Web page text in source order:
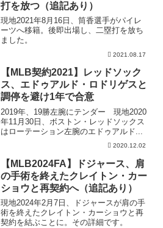
打を放つ（追記あり）
現地2021年8月16日、筒香選手がパイレ
ーツへ移籍。後即出場し、二塁打を放ち
ました。
2021.08.17
【MLB契約2021】レッドソック
ス、エドゥアルド・ロドリゲスと
調停を避け1年で合意
2019年、19勝左腕にテンダー 現地2020
年11月30日、ボストン・レッドソックス
はローテーション左腕のエドゥアルド...
2020.12.02
【MLB2024FA】ドジャース、肩
の手術を終えたクレイトン・カー
ショウと再契約へ（追記あり）
現地2024年2月7日、ドジャースが肩の手
術を終えたクレイトン・カーショウと再
契約を結ぶことに。その詳細です。